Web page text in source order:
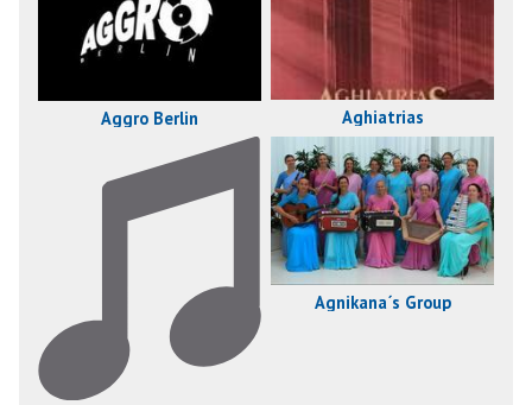
Aggro Berlin Aghiatrias
Agnikana´s Group